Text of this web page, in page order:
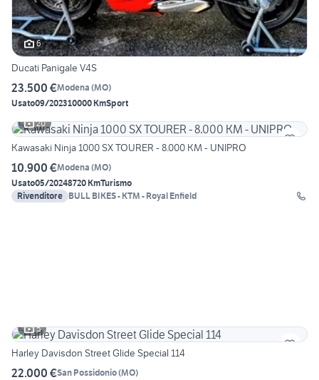
6
Ducati Panigale V4S
23.500 €Modena (MO)
Usato09/202310000 KmSport
20
Kawasaki Ninja 1000 SX TOURER - 8.000 KM - UNIPRO
10.900 €Modena (MO)
Usato05/20248720 KmTurismo
Rivenditore
BULL BIKES - KTM - Royal Enfield
5
Harley Davisdon Street Glide Special 114
22.000 €San Possidonio(MO)